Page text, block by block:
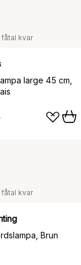
kvar
large 45 cm,
kvar
Brun